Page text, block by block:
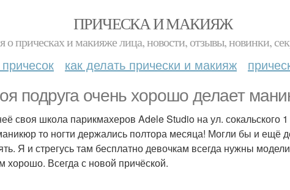
ПРИЧЕСКА И МАКИЯЖ
прическах и макияже лица, новости, отзывы, новинки,
как делать прически и макияж
подруга очень хорошо делает
своя школа парикмахеров Adele Studio на ул.
то ногти держались полтора месяца! Могли бы и ещё
Я и стрегусь там бесплатно девочкам всегда нужны
хорошо. Всегда с новой причёской.